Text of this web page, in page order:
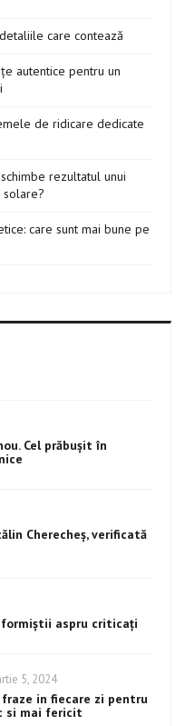
care contează
autentice pentru un
de ridicare dedicate
rezultatul unui
care sunt mai bune pe
Cel prăbușit în
Cherecheş, verificată
aspru criticați
5, 2024
in fiecare zi pentru
si mai fericit